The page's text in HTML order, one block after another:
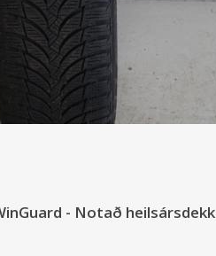
- Notað heilsársdekk